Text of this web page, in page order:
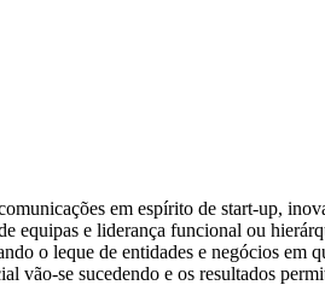
em espírito de start-up,
equipas e liderança funcional ou
o leque de entidades e negócios em
vão-se sucedendo e os resultados